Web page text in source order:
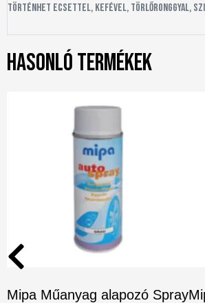
történhet ecsettel, kefével, törlőronggyal,
Hasonló termékek
Mipa Műanyag alapozó Spray